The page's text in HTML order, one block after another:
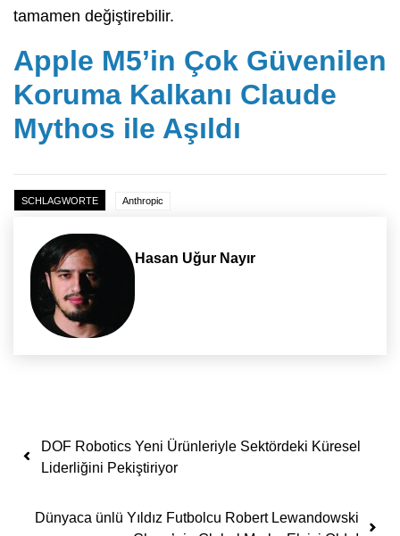
tamamen değiştirebilir.
Apple M5’in Çok Güvenilen
Koruma Kalkanı Claude
Mythos ile Aşıldı
SCHLAGWORTE Anthropic
Hasan Uğur Nayır
Yazı dolaşımı
DOF Robotics Yeni Ürünleriyle Sektördeki Küresel
Liderliğini Pekiştiriyor
Dünyaca ünlü Yıldız Futbolcu Robert Lewandowski